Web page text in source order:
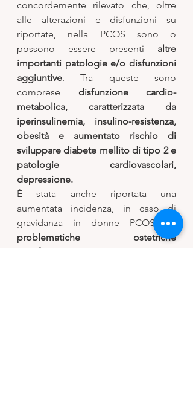
concordemente rilevato che, oltre
alle alterazioni e disfunzioni su
riportate, nella PCOS sono o
possono essere presenti altre
importanti patologie e/o disfunzioni
aggiuntive. Tra queste sono
comprese disfunzione cardio-
metabolica, caratterizzata da
iperinsulinemia, insulino-resistenza,
obesità e aumentato rischio di
sviluppare diabete mellito di tipo 2 e
patologie cardiovascolari,
depressione.
È stata anche riportata una
aumentata incidenza, in caso di
problematiche ostetriche
significative
quali aborto, diabete